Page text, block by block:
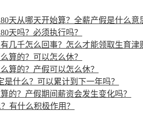
天从哪天开始算？全薪产假是什么意
天吗？必须执行吗？
几千怎么回事？怎么才能领取生育津
算的？可以怎么休？
算的？产假可以怎么休？
是什么？可以累计到下一年吗？
的？产假期间薪资会发生变化吗？
有什么积极作用？